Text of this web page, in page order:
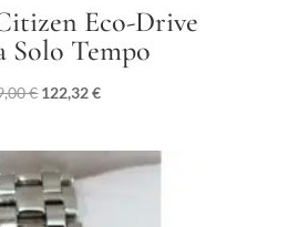
Eco-Drive
Solo Tempo
€ Il
era:
139,00 €.
122,32€Il
è: